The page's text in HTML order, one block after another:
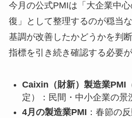
今月の公式PMIは「大企業中
復」として整理するのが穏当
基調が改善したかどうかを判
指標を引き続き確認する必要が
Caixin（財新）製造業PMI
定）：民間・中小企業の景
4月の製造業PMI ：春節の